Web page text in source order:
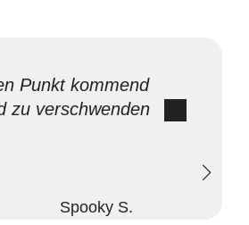
Punkt kommend
zu verschwenden
Spooky S.